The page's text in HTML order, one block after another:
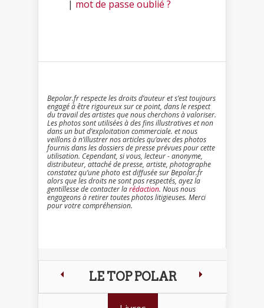
| mot de passe oublié ?
Bepolar.fr respecte les droits d’auteur et s’est toujours
engagé à être rigoureux sur ce point, dans le respect
du travail des artistes que nous cherchons à valoriser.
Les photos sont utilisées à des fins illustratives et non
dans un but d’exploitation commerciale. et nous
veillons à n’illustrer nos articles qu’avec des photos
fournis dans les dossiers de presse prévues pour cette
utilisation. Cependant, si vous, lecteur - anonyme,
distributeur, attaché de presse, artiste, photographe
constatez qu’une photo est diffusée sur Bepolar.fr
alors que les droits ne sont pas respectés, ayez la
gentillesse de contacter larédaction. Nous nous
engageons à retirer toutes photos litigieuses. Merci
pour votre compréhension.
LE TOP POLAR